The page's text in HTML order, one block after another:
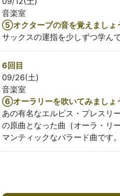
音楽室
⑤オクターブの音を覚えましょ
サックスの運指を少しずつ学ん
6回目
09/26(土)
音楽室
⑥オーラリーを吹いてみましょ
あの有名なエルビス・プレスリ
の原曲となった曲｛オーラ・リ
マンティックなバラード曲です。